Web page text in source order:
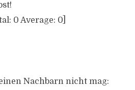
0 Average: 0]
Nachbarn nicht mag: